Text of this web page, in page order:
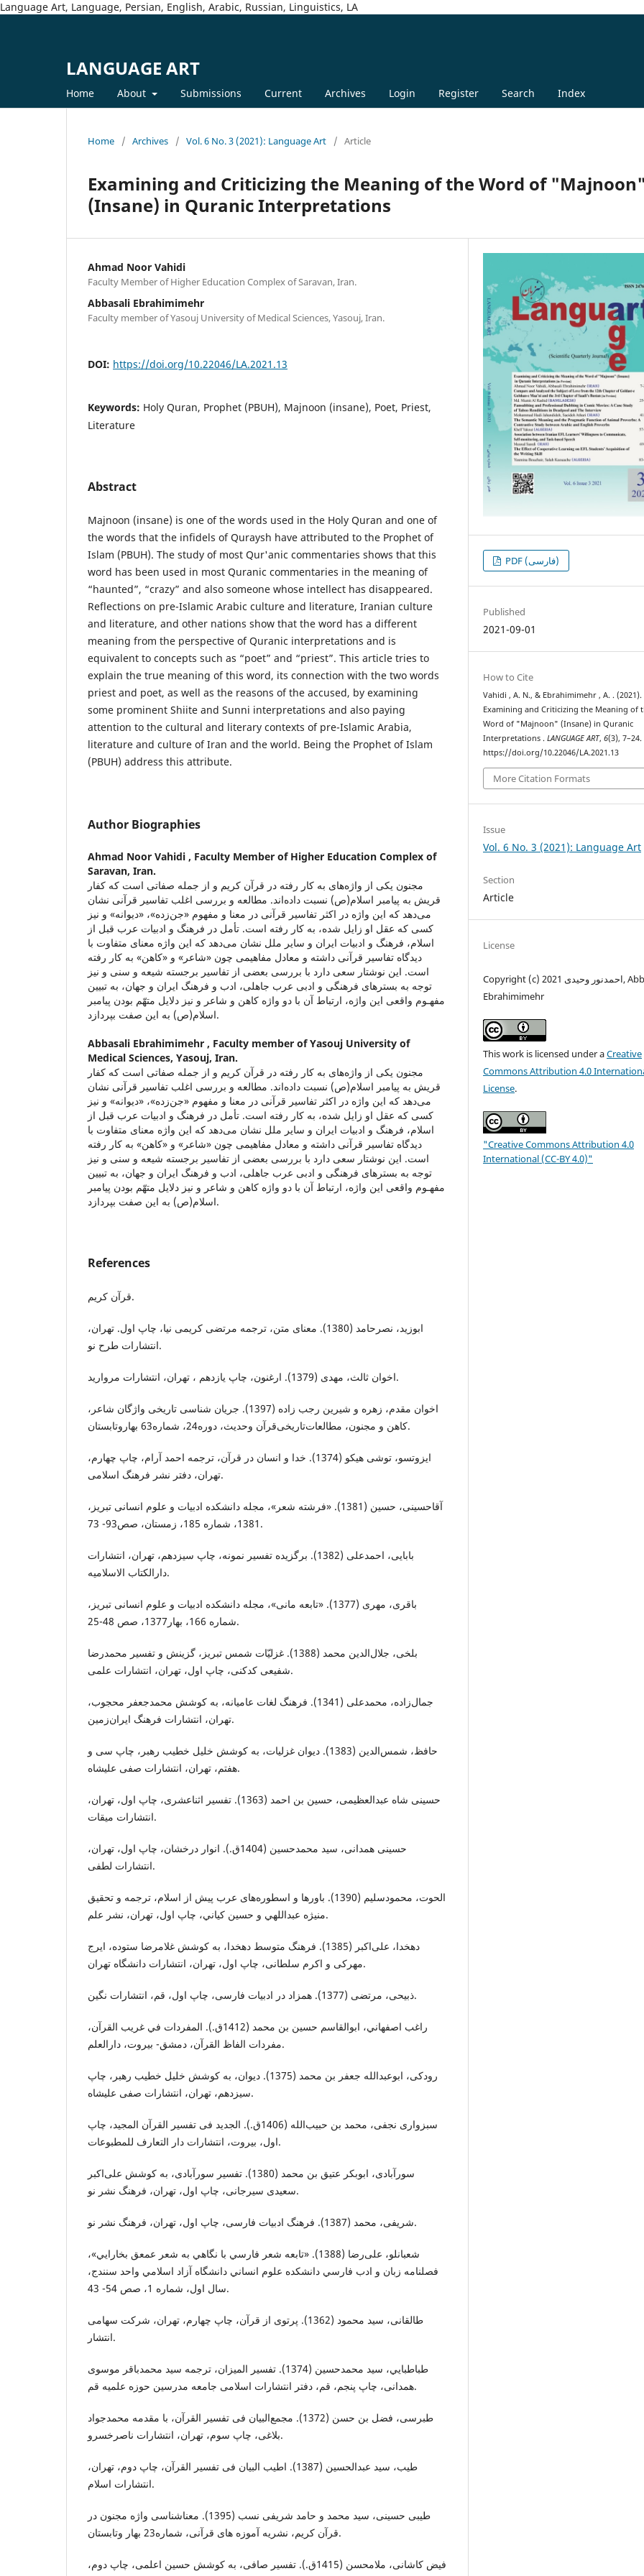
Language Art, Language, Persian, English, Arabic, Russian, Linguistics, LA
LANGUAGE ART
Home About Submissions Current Archives Login Register Search Index
Home / Archives / Vol. 6 No. 3 (2021): Language Art / Article
Examining and Criticizing the Meaning of the Word of
(Insane) in Quranic Interpretations
Ahmad Noor Vahidi
Faculty Member of Higher Education Complex of Saravan, Iran.
Abbasali Ebrahimimehr
Faculty member of Yasouj University of Medical Sciences, Yasouj, Iran.
DOI: https://doi.org/10.22046/LA.2021.13
Keywords: Holy Quran, Prophet (PBUH), Majnoon (insane), Poet, Priest,
Literature
Abstract
Majnoon (insane) is one of the words used in the Holy Quran and one of
the words that the infidels of Quraysh have attributed to the Prophet of
Islam (PBUH). The study of most Qur'anic commentaries shows that this
word has been used in most Quranic commentaries in the meaning of
“haunted”, “crazy” and also someone whose intellect has disappeared.
Reflections on pre-Islamic Arabic culture and literature, Iranian culture
and literature, and other nations show that the word has a different
meaning from the perspective of Quranic interpretations and is
equivalent to concepts such as “poet” and “priest”. This article tries to
explain the true meaning of this word, its connection with the two words
priest and poet, as well as the reasons of the accused, by examining
some prominent Shiite and Sunni interpretations and also paying
attention to the cultural and literary contexts of pre-Islamic Arabia,
literature and culture of Iran and the world. Being the Prophet of Islam
(PBUH) address this attribute.
Author Biographies
Ahmad Noor Vahidi , Faculty Member of Higher Education Complex of
Saravan, Iran.
مجنون یکی از واژه‌های به ‌کار رفته در قرآن کریم و از جمله صفاتی است که کفار
قریش به پیامبر اسلام(ص) نسبت داده‌اند. مطالعه و بررسی اغلب تفاسیر قرآنی نشان
می‌دهد که این واژه در اكثر تفاسیر قرآنی در معنا و مفهوم «جن‌زده»، «دیوانه» و نیز
کسی که عقل او زایل شده، به کار رفته است. تأمل در فرهنگ و ادبیات عرب قبل از
اسلام، فرهنگ و ادبیات ایران و سایر ملل نشان می‌دهد که این واژه معنای متفاوت با
دیدگاه تفاسیر قرآنی داشته و معادل مفاهیمی چون «شاعر» و «کاهن» به کار رفته‌
است. این نوشتار سعی دارد با بررسی بعضی از تفاسیر برجسته شیعه و سنی و نیز
توجه به بسترهای فرهنگی و ادبی عرب جاهلی، ادب و فرهنگ ایران و جهان، به تبیین
مفهـوم واقعی این واژه، ارتباط آن با دو واژه کاهن و شاعر و نیز دلایل متهّم بودن پیامبر
اسلام(ص) به این صفت بپردازد.
Abbasali Ebrahimimehr , Faculty member of Yasouj University of
Medical Sciences, Yasouj, Iran.
مجنون یکی از واژه‌های به ‌کار رفته در قرآن کریم و از جمله صفاتی است که کفار
قریش به پیامبر اسلام(ص) نسبت داده‌اند. مطالعه و بررسی اغلب تفاسیر قرآنی نشان
می‌دهد که این واژه در اكثر تفاسیر قرآنی در معنا و مفهوم «جن‌زده»، «دیوانه» و نیز
کسی که عقل او زایل شده، به کار رفته است. تأمل در فرهنگ و ادبیات عرب قبل از
اسلام، فرهنگ و ادبیات ایران و سایر ملل نشان می‌دهد که این واژه معنای متفاوت با
دیدگاه تفاسیر قرآنی داشته و معادل مفاهیمی چون «شاعر» و «کاهن» به کار رفته‌
است. این نوشتار سعی دارد با بررسی بعضی از تفاسیر برجسته شیعه و سنی و نیز
توجه به بسترهای فرهنگی و ادبی عرب جاهلی، ادب و فرهنگ ایران و جهان، به تبیین
مفهـوم واقعی این واژه، ارتباط آن با دو واژه کاهن و شاعر و نیز دلایل متهّم بودن پیامبر
اسلام(ص) به این صفت بپردازد.
References
قرآن کریم.
ابوزید، نصرحامد (1380). معنای متن، ترجمه مرتضی کریمی نیا، چاپ اول. تهران،
انتشارات طرح نو.
اخوان ثالث، مهدی (1379). ارغنون، چاپ یازدهم ، تهران، انتشارات مروارید.
اخوان مقدم، زهره و شیرین رجب زاده (1397). جریان شناسی تاریخی واژگان شاعر،
کاهن ‌و مجنون، مطالعات‌تاریخی‌قرآن وحدیث، دوره24، شماره63 بهاروتابستان.
ایزوتسو، توشی هیکو (1374). خدا و انسان در قرآن، ترجمه احمد آرام، چاپ چهارم،
تهران، دفتر نشر فرهنگ اسلامی.
آقاحسینی، حسین (1381). «فرشته شعر»، مجله دانشکده ادبیات و علوم انسانی تبریز،
1381، شماره 185، زمستان، صص93- 73.
بابایی، احمدعلی (1382). برگزیده تفسیر نمونه، چاپ سیزدهم، تهران، انتشارات
دارالکتاب الاسلامیه.
باقری، مهری (1377). «تابعه مانی»، مجله دانشکده ادبیات و علوم انسانی تبریز،
شماره 166، بهار1377، صص 48-25.
بلخی، جلال‌الدین محمد (1388). غزلیّات شمس تبریز، گزینش و تفسیر محمدرضا
شفیعی کدکنی، چاپ اول، تهران، انتشارات علمی.
جمال‌زاده، محمدعلی (1341). فرهنگ لغات عامیانه، به کوشش محمدجعفر محجوب،
تهران، انتشارات فرهنگ ایران‌زمین.
حافظ، شمس‌الدین (1383). دیوان غزلیات، به کوشش خلیل خطیب رهبر، چاپ سی و
هفتم، تهران، انتشارات صفی علیشاه.
حسینی شاه ‌عبدالعظیمی، حسین بن احمد (1363). تفسیر اثناعشری، چاپ اول، تهران،
انتشارات میقات.
حسینی همدانی، سید محمدحسین (1404ق.). انوار درخشان، چاپ اول، تهران،
انتشارات لطفی.
الحوت، محمودسليم (1390). باورها و اسطوره‌های عرب پيش از اسلام، ترجمه و تحقيق
منيژه عبداللهي و حسين كياني، چاپ اول، تهران، نشر علم.
دهخدا، علی‌اکبر (1385). فرهنگ متوسط دهخدا، به کوشش غلامرضا ستوده، ایرج
مهرکی و اکرم سلطانی، چاپ اول، تهران، انتشارات دانشگاه تهران.
ذبیحی، مرتضی (1377). همزاد در ادبیات فارسی، چاپ اول، قم، انتشارات نگین.
راغب اصفهاني، ابوالقاسم حسين بن محمد (1412ق.). المفردات في غريب القرآن،
مفردات الفاظ القرآن، دمشق- بیروت، دارالعلم.
رودکی، ابوعبدالله جعفر بن محمد (1375). دیوان، به کوشش خلیل خطیب رهبر، چاپ
سیزدهم، تهران، انتشارات صفی علیشاه.
سبزواری نجفی، محمد بن حبیب‌الله (1406ق.). الجدید فی تفسیر القرآن المجید، چاپ
اول، بیروت، انتشارات دار التعارف للمطبوعات.
سورآبادی، ابوبکر عتیق بن محمد (1380). تفسیر سورآبادی، به کوشش علی‌اکبر
سعیدی سیرجانی، چاپ اول، تهران، فرهنگ نشر نو.
شریفی، محمد (1387). فرهنگ ادبیات فارسی، چاپ اول، تهران، فرهنگ نشر نو.
شعبانلو، علی‌رضا (1388). «تابعه شعر فارسي با نگاهي به شعر عمعق بخارايي»،
فصلنامه زبان و ادب فارسي دانشكده علوم انساني دانشگاه آزاد اسلامي واحد سنندج،
سال اول، شماره 1، صص 54- 43.
طالقانی، سید محمود (1362). پرتوی از قرآن، چاپ چهارم، تهران، شرکت سهامی
انتشار.
طباطبايي، سيد محمدحسين (1374). تفسير الميزان، ترجمه سيد محمدباقر موسوی
همدانی، چاپ پنجم، قم، دفتر انتشارات اسلامی جامعه مدرسین حوزه علمیه قم.
طبرسی، فضل بن حسن (1372). مجمع‌البیان فی تفسیر القرآن، با مقدمه محمدجواد
بلاغی، چاپ سوم، تهران، انتشارات ناصرخسرو.
طیب، سید عبدالحسین (1387). اطیب البیان فی تفسیر القرآن، چاپ دوم، تهران،
انتشارات اسلام.
طیبی حسینی، سید محمد و حامد شریفی نسب (1395). معناشناسی واژه مجنون در
قرآن کریم، نشریه آموزه های قرآنی، شماره23 بهار وتابستان.
فیض کاشانی، ملامحسن (1415ق.). تفسیر صافی، به کوشش حسین اعلمی، چاپ دوم،
PDF (فارسی)
Published
2021-09-01
How to Cite
Vahidi , A. N., & Ebrahimimehr , A. . (2021).
Examining and Criticizing the Meaning of
Word of "Majnoon" (Insane) in Quranic
Interpretations .LANGUAGE ART,6(3), 7–24.
https://doi.org/10.22046/LA.2021.13
More Citation Formats
Issue
Vol. 6 No. 3 (2021): Language Art
Section
Article
License
Copyright (c) 2021 احمدنور وحیدی, Abbasali
Ebrahimimehr
This work is licensed under aCreative
Commons Attribution 4.0
License.
"Creative Commons Attribution 4.0
International (CC-BY 4.0)"